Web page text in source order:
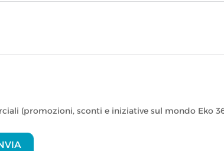
(promozioni, sconti e iniziative sul mondo Eko